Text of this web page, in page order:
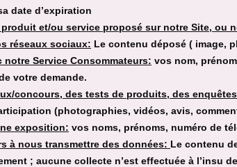
date d’expiration
et/ou service proposé sur notre Site, ou
réseaux sociaux: Le contenu déposé ( image,
Service Consommateurs: vos nom,
votre demande.
concours, des tests de produits, des
(photographies, vidéos, avis,
exposition: vos noms, prénoms, numéro de
à nous transmettre des données: Le contenu
; aucune collecte n’est effectuée à l’insu